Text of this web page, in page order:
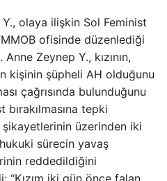
olaya ilişkin Sol Feminist
ofisinde düzenlediği
Anne Zeynep Y., kızının,
kişinin şüpheli AH olduğunu
çağrısında bulunduğunu
tepki
üzerinden iki
sürecin yavaş
reddedildiğini